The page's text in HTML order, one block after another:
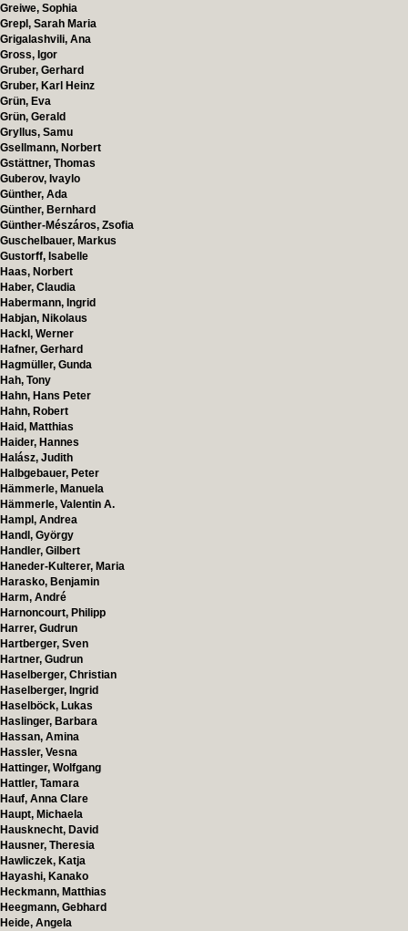
Greiwe, Sophia
Grepl, Sarah Maria
Grigalashvili, Ana
Gross, Igor
Gruber, Gerhard
Gruber, Karl Heinz
Grün, Eva
Grün, Gerald
Gryllus, Samu
Gsellmann, Norbert
Gstättner, Thomas
Guberov, Ivaylo
Günther, Ada
Günther, Bernhard
Günther-Mészáros, Zsofia
Guschelbauer, Markus
Gustorff, Isabelle
Haas, Norbert
Haber, Claudia
Habermann, Ingrid
Habjan, Nikolaus
Hackl, Werner
Hafner, Gerhard
Hagmüller, Gunda
Hah, Tony
Hahn, Hans Peter
Hahn, Robert
Haid, Matthias
Haider, Hannes
Halász, Judith
Halbgebauer, Peter
Hämmerle, Manuela
Hämmerle, Valentin A.
Hampl, Andrea
Handl, György
Handler, Gilbert
Haneder-Kulterer, Maria
Harasko, Benjamin
Harm, André
Harnoncourt, Philipp
Harrer, Gudrun
Hartberger, Sven
Hartner, Gudrun
Haselberger, Christian
Haselberger, Ingrid
Haselböck, Lukas
Haslinger, Barbara
Hassan, Amina
Hassler, Vesna
Hattinger, Wolfgang
Hattler, Tamara
Hauf, Anna Clare
Haupt, Michaela
Hausknecht, David
Hausner, Theresia
Hawliczek, Katja
Hayashi, Kanako
Heckmann, Matthias
Heegmann, Gebhard
Heide, Angela